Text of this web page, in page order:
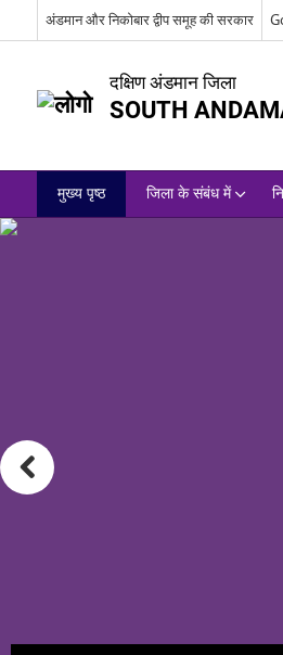
अंडमान और निकोबार द्वीप समूह की सरकार
दक्षिण अंडमान जिला
SOUTH
मुख्य पृष्ठ जिला के संबंध में